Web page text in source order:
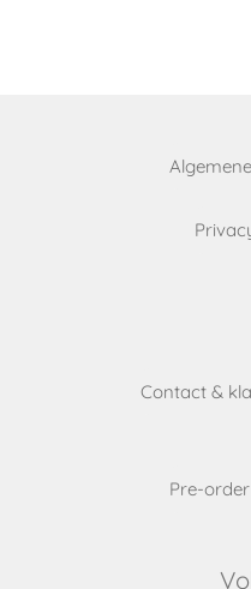
Contact &
Pre-